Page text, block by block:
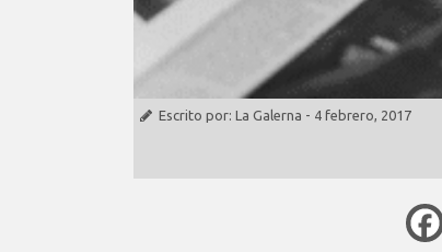
Escrito por: La Galerna - 4 febrero, 2017